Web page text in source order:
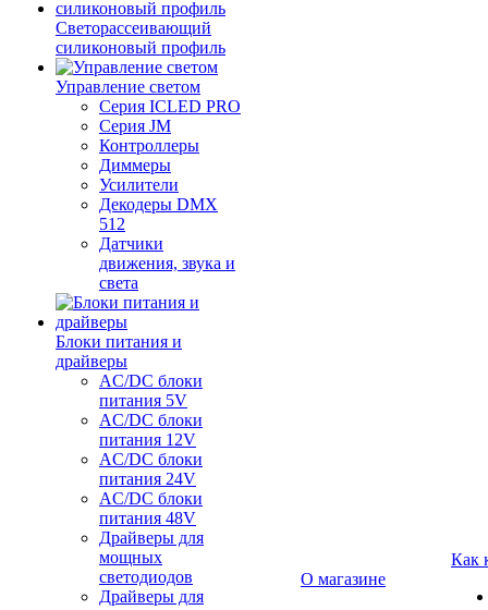
Светорассеивающий
силиконовый профиль
Управление светом
Серия ICLED PRO
Серия JM
Контроллеры
Диммеры
Усилители
Декодеры DMX
512
Датчики
движения, звука и
света
Блоки питания и
драйверы
AC/DC блоки
питания 5V
AC/DC блоки
питания 12V
AC/DC блоки
питания 24V
AC/DC блоки
питания 48V
Драйверы для
мощных
светодиодов
Драйверы для
О магазине
Как